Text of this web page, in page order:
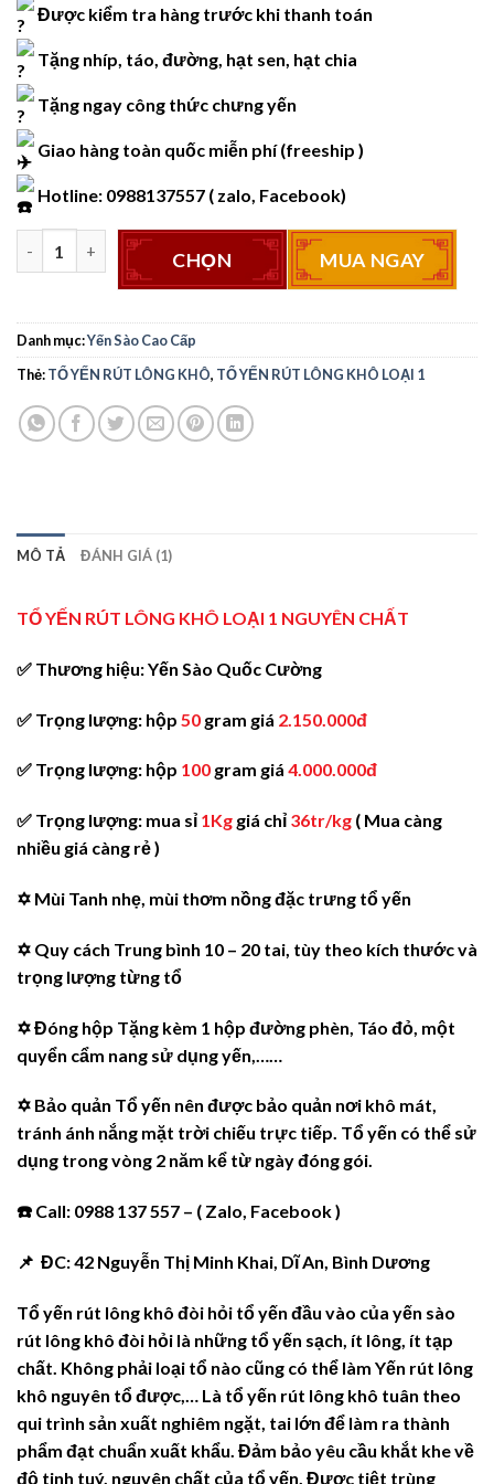
3.999.999₫.
Được kiểm tra hàng trước khi thanh toán
Tặng nhíp, táo, đường, hạt sen, hạt chia
Tặng ngay công thức chưng yến
Giao hàng toàn quốc miễn phí (freeship )
Hotline: 0988137557 ( zalo, Facebook)
TỔ YẾN RÚT LÔNG KHÔ LOẠI 1 NGUYÊN CHẤT HỘP 100GR số
CHỌN MUA NGAY
Danh mục:Yến Sào Cao Cấp
Thẻ:TỔ YẾN RÚT LÔNG KHÔ, TỔ YẾN RÚT LÔNG KHÔ LOẠI 1
MÔ TẢ ĐÁNH GIÁ (1)
TỔ YẾN RÚT LÔNG KHÔ LOẠI 1 NGUYÊN CHẤT
✅ Thương hiệu:Yến Sào Quốc Cường
✅ Trọng lượng: hộp 50 gram giá 2.150.000đ
✅ Trọng lượng: hộp 100 gram giá 4.000.000đ
✅ Trọng lượng: mua sỉ 1Kg giá chỉ 36tr/kg ( Mua càng
nhiều giá càng rẻ )
✡ Mùi Tanh nhẹ, mùi thơm nồng đặc trưng tổ yến
✡ Quy cách Trung bình 10 – 20 tai, tùy theo kích thước và
trọng lượng từng tổ
✡ Đóng hộp Tặng kèm 1 hộp đường phèn, Táo đỏ, một
quyển cẩm nang sử dụng yến,……
✡ Bảo quản Tổ yến nên được bảo quản nơi khô mát,
tránh ánh nắng mặt trời chiếu trực tiếp. Tổ yến có thể sử
dụng trong vòng 2 năm kể từ ngày đóng gói.
☎️ Call: 0988 137 557 – ( Zalo, Facebook )
📌 ĐC: 42 Nguyễn Thị Minh Khai, Dĩ An, Bình Dương
Tổ yến rút lông khô đòi hỏi tổ yến đầu vào của yến sào
rút lông khô đòi hỏi là những tổ yến sạch, ít lông, ít tạp
chất. Không phải loại tổ nào cũng có thể làm Yến rút lông
khô nguyên tổ được,… Là tổ yến rút lông khô tuân theo
qui trình sản xuất nghiêm ngặt, tai lớn để làm ra thành
phẩm đạt chuẩn xuất khẩu. Đảm bảo yêu cầu khắt khe về
độ tinh tuý, nguyên chất của tổ yến. Được tiệt trùng